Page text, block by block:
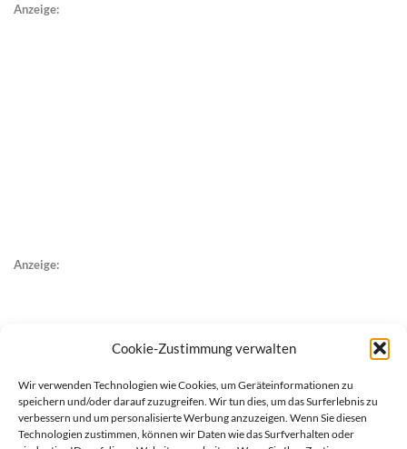
Cookie-Zustimmung verwalten
Wir verwenden Technologien wie Cookies, um Geräteinformationen zu
speichern und/oder darauf zuzugreifen. Wir tun dies, um das Surferlebnis zu
verbessern und um personalisierte Werbung anzuzeigen. Wenn Sie diesen
Technologien zustimmen, können wir Daten wie das Surfverhalten oder
Anzeige:
Anzeige: